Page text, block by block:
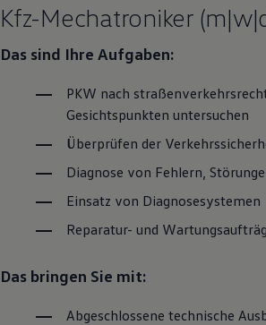
Kfz-Mechatroniker
Das sind Ihre Aufgaben:
PKW nach
Gesichtspunkten untersuchen
Überprüfen der
Diagnose von Fehlern,
Einsatz von Diagnosesystemen
Reparatur- und
Das bringen Sie mit:
Abgeschlossene technische